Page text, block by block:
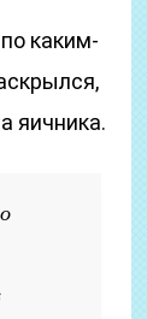
каким-
яичника.